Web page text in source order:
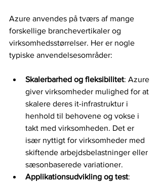
Azure anvendes på tværs af mange
forskellige branchevertikaler og
virksomhedsstørrelser. Her er nogle
typiske anvendelsesområder:
Skalerbarhed og fleksibilitet: Azure
giver virksomheder mulighed for at
skalere deres it-infrastruktur i
henhold til behovene og vokse i
takt med virksomheden. Det er
især nyttigt for virksomheder med
skiftende arbejdsbelastninger eller
sæsonbaserede variationer.
Applikationsudvikling og test: